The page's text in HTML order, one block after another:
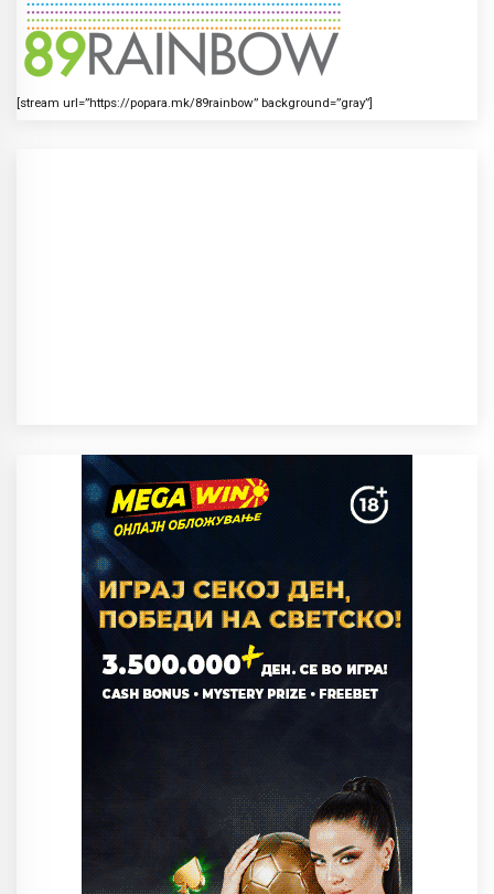
[stream url=”https://popara.mk/89rainbow” background=”gray”]